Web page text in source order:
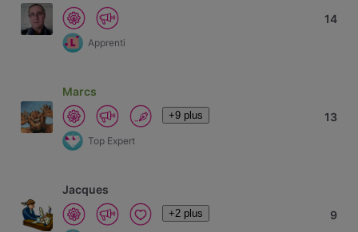
Apprenti
14
Marcs
+9 plus
Top Expert
13
Jacques
+2 plus 9